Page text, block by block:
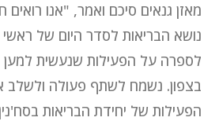
מאזן גנאים סיכם ואמר, "אנו
נושא הבריאות לסדר היום של ראשי
לספרה על הפעילות שנעשית למען
בצפון. נשמח לשתף פעולה
הפעילות של יחידת הבריאות בסח'נין